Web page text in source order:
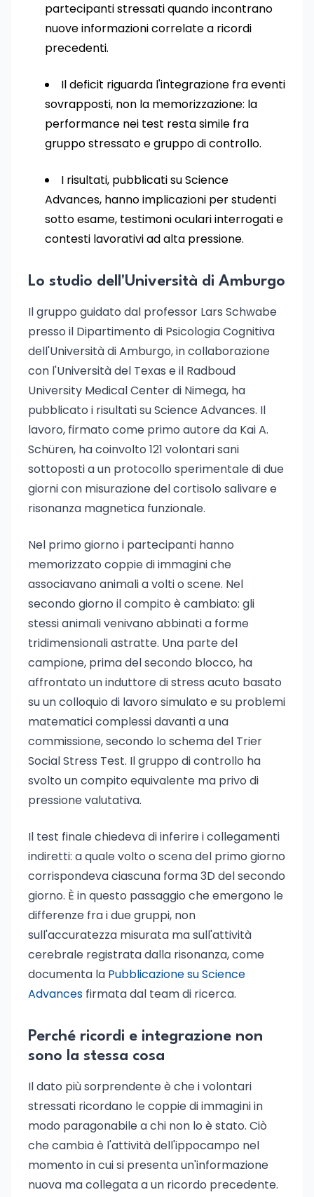
partecipanti stressati quando incontrano
nuove informazioni correlate a ricordi
precedenti.
Il deficit riguarda l'integrazione fra eventi
sovrapposti, non la memorizzazione: la
performance nei test resta simile fra
gruppo stressato e gruppo di controllo.
I risultati, pubblicati su Science
Advances, hanno implicazioni per studenti
sotto esame, testimoni oculari interrogati e
contesti lavorativi ad alta pressione.
Lo studio dell'Università di Amburgo
Il gruppo guidato dal professor Lars Schwabe
presso il Dipartimento di Psicologia Cognitiva
dell'Università di Amburgo, in collaborazione
con l'Università del Texas e il Radboud
University Medical Center di Nimega, ha
pubblicato i risultati su Science Advances. Il
lavoro, firmato come primo autore da Kai A.
Schüren, ha coinvolto 121 volontari sani
sottoposti a un protocollo sperimentale di due
giorni con misurazione del cortisolo salivare e
risonanza magnetica funzionale.
Nel primo giorno i partecipanti hanno
memorizzato coppie di immagini che
associavano animali a volti o scene. Nel
secondo giorno il compito è cambiato: gli
stessi animali venivano abbinati a forme
tridimensionali astratte. Una parte del
campione, prima del secondo blocco, ha
affrontato un induttore di stress acuto basato
su un colloquio di lavoro simulato e su problemi
matematici complessi davanti a una
commissione, secondo lo schema del Trier
Social Stress Test. Il gruppo di controllo ha
svolto un compito equivalente ma privo di
pressione valutativa.
Il test finale chiedeva di inferire i collegamenti
indiretti: a quale volto o scena del primo giorno
corrispondeva ciascuna forma 3D del secondo
giorno. È in questo passaggio che emergono le
differenze fra i due gruppi, non
sull'accuratezza misurata ma sull'attività
cerebrale registrata dalla risonanza, come
documenta la Pubblicazione su Science
Advances firmata dal team di ricerca.
Perché ricordi e integrazione non
sono la stessa cosa
Il dato più sorprendente è che i volontari
stressati ricordano le coppie di immagini in
modo paragonabile a chi non lo è stato. Ciò
che cambia è l'attività dell'ippocampo nel
momento in cui si presenta un'informazione
nuova ma collegata a un ricordo precedente.